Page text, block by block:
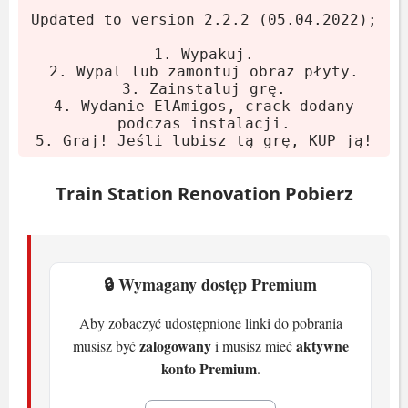
Wymagania systemowe
Minimalne
System:Windows 7/8/10
AMD Phenom II X4
RAM:4 GB
Miejsce na dysku:5 GB HDD
Rekomendowane
Updated to version 2.2.2 (05.04.2022);
1. Wypakuj.
2. Wypal lub zamontuj obraz płyty.
3. Zainstaluj grę.
4. Wydanie ElAmigos, crack dodany
podczas instalacji.
5. Graj! Jeśli lubisz tą grę, KUP ją!
Train Station Renovation Pobierz
🔒 Wymagany dostęp Premium
Aby zobaczyć udostępnione linki do pobrania
musisz byćzalogowanyi musisz miećaktywne
konto Premium.